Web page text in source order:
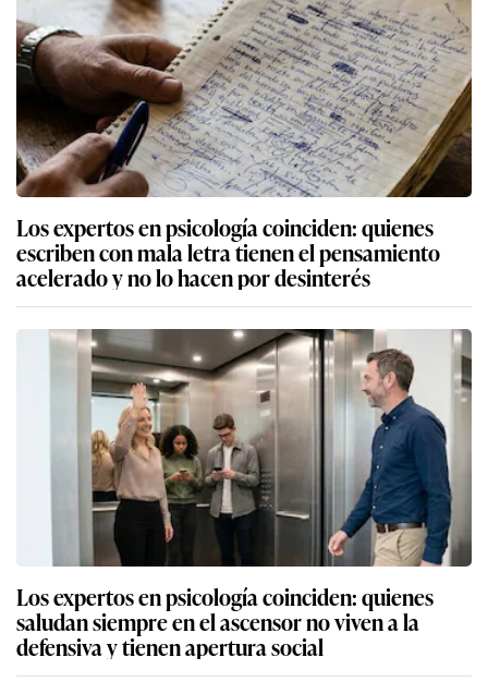
Los expertos en psicología coinciden: quienes
escriben con mala letra tienen el pensamiento
acelerado y no lo hacen por desinterés
Los expertos en psicología coinciden: quienes
saludan siempre en el ascensor no viven a la
defensiva y tienen apertura social